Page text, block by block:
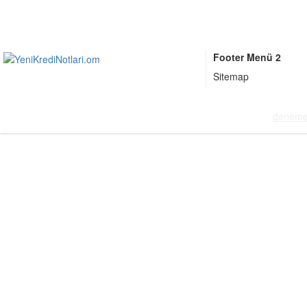
Footer Menü 2
Sitemap